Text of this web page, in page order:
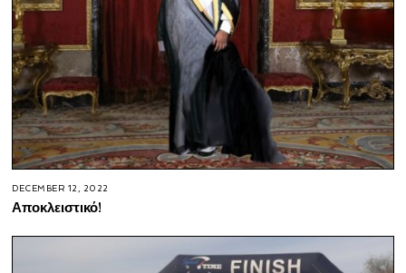
DECEMBER 12, 2022
Αποκλειστικό!